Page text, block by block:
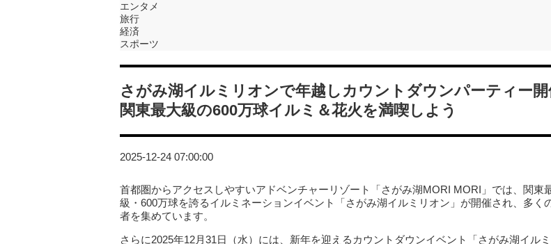
エンタメ
旅行
経済
スポーツ
さがみ湖イルミリオンで年越しカウントダウンパーティー開
関東最大級の600万球イルミ＆花火を満喫しよう
2025-12-24 07:00:00
首都圏からアクセスしやすいアドベンチャーリゾート「さがみ湖MORI MORI」では、関東
級・600万球を誇るイルミネーションイベント「さがみ湖イルミリオン」が開催され、多く
者を集めています。
さらに2025年12月31日（水）には、新年を迎えるカウントダウンイベント「さがみ湖イル